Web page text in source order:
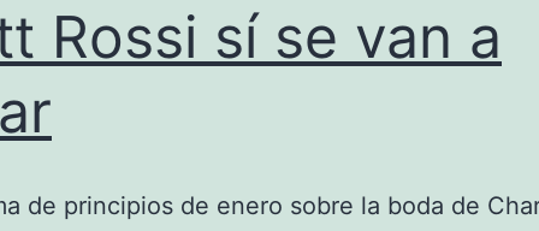
Rossi sí se van a
de principios de enero sobre la boda de